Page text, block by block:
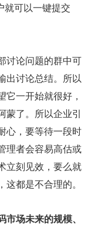
就可以一键提交
讨论问题的群中可
出讨论总结。所以
一开始就很好，
蒙了。所以企业引
心，要等待一段时
理者会容易高估或
立刻见效，要么就
都是不合理的。
场未来的规模、